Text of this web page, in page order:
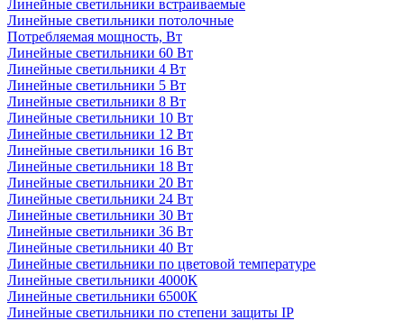
Линейные светильники встраиваемые
Линейные светильники потолочные
Потребляемая мощность, Вт
Линейные светильники 60 Вт
Линейные светильники 4 Вт
Линейные светильники 5 Вт
Линейные светильники 8 Вт
Линейные светильники 10 Вт
Линейные светильники 12 Вт
Линейные светильники 16 Вт
Линейные светильники 18 Вт
Линейные светильники 20 Вт
Линейные светильники 24 Вт
Линейные светильники 30 Вт
Линейные светильники 36 Вт
Линейные светильники 40 Вт
Линейные светильники по цветовой температуре
Линейные светильники 4000К
Линейные светильники 6500К
Линейные светильники по степени защиты IP